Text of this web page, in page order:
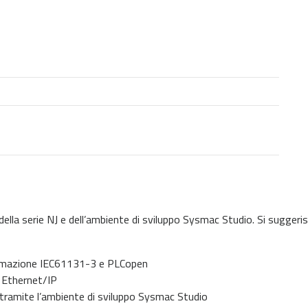
serie NJ e dell’ambiente di sviluppo Sysmac Studio. Si
IEC61131-3 e PLCopen
IP
l’ambiente di sviluppo Sysmac Studio